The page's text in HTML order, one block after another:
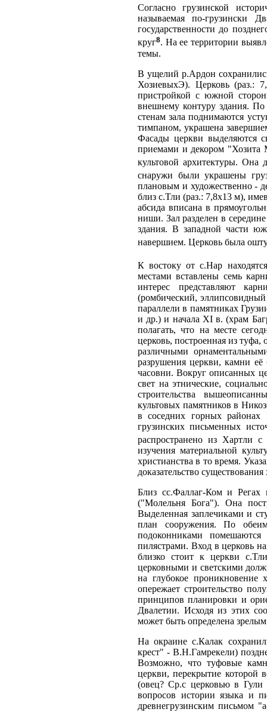
Согласно грузинской
называемая по-грузински
государственности до
круг8. На ее территории
темы.
В ущелий р.Ардон
ХозиевыхЭ). Церковь (раз.:
пристройкой с южной
внешнему контуру здания.
стенам зала поднимаются
тимпаном, украшена
Фасады церкви выделяются
приемами и декором "Хозита
культовой архитектуры. Она
снаружи были украшены
плановым и художественно -
близ с.Тли (раз.: 7,8х13 м),
абсида вписана в
ниши. Зал разделен в
здания. В западной части
навершием. Церковь была
К востоку от с.Нар
местами вставлены семь
интерес представляют
(ромбический,
параллели в памятниках
и др.) и начала XI в. (храм
полагать, что на месте
церковь, построенная из
различными
разрушения церкви, камни её
часовни. Вокруг описанных
свет на этнические,
строительства
культовых памятников в
в соседних горных
грузинских письменных
распространено из Хартли
изучения материальной
христианства в то время.
доказательство
Близ сс.Фаллаг-Ком и Регах
("Молельня Бога"). Она
Выделенная заплечиками и
план сооружения. По
подоконниками
пилястрами. Вход в церковь
близко стоит к церкви
церковными и светскими
на глубокое
опережает строительство
принципов планировки и
Двалетии. Исходя из этих
может быть определена
На окраине с.Калак
крест" - В.Н.Гамрекели)
Возможно, что туфовые
церкви, перекрытие которой
(овец? Ср.с церковью в
вопросов истории языка и
древнегрузинским письмом